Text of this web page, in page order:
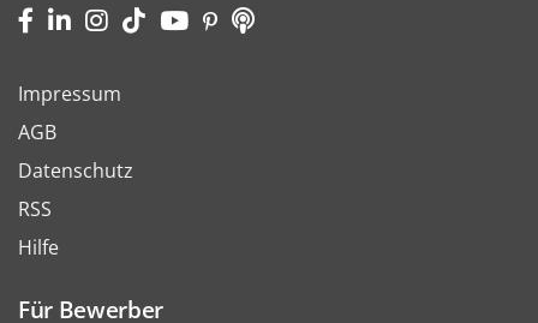
Impressum
AGB
Datenschutz
RSS
Hilfe
Für Bewerber